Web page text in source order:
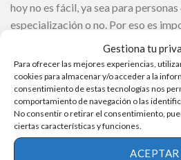
Gestiona tu
Para ofrecer las mejores experiencias,
cookies para almacenar y/o acceder a la
consentimiento de estas tecnologías nos
comportamiento de navegación o las
No consentir o retirar el consentimiento,
ciertas características y funciones.
ACEPTAR
hoy no es fácil, ya sea para
especialización o no. Por eso es
todo lo que esté a nuestro alcance
posibilidades de conseguir un
las redes sociales pueden ayudar […]
SIGUE LEYENDO